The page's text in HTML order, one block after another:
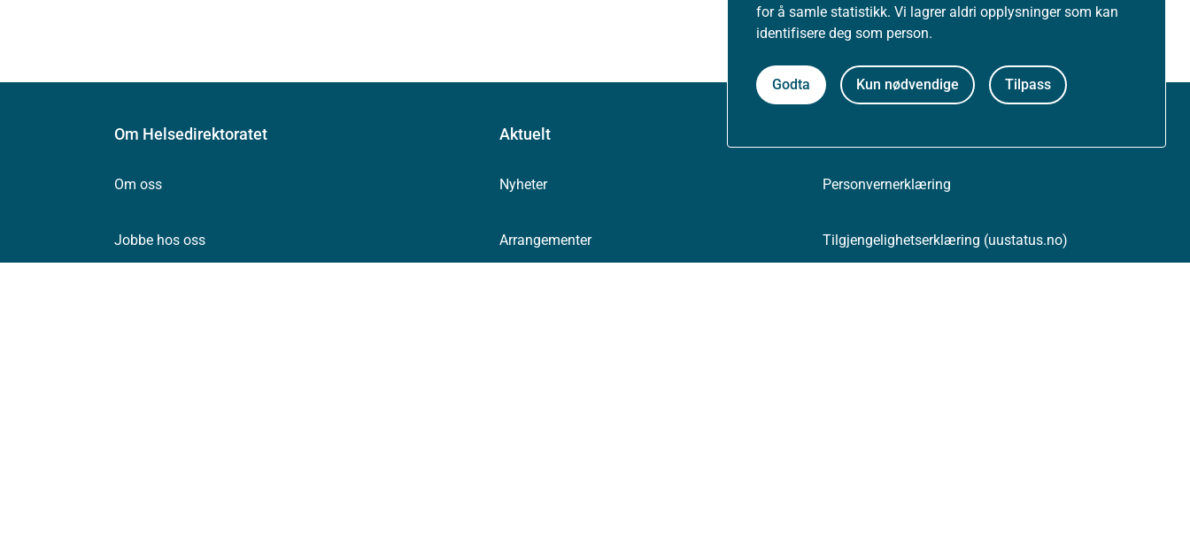
for å samle statistikk. Vi lagrer aldri opplysninger som kan
identifisere deg som person.
Godta Kun nødvendige Tilpass
Om Helsedirektoratet
Om oss
Jobbe hos oss
Aktuelt
Nyheter
Arrangementer
Personvernerklæring
Tilgjengelighetserklæring (uustatus.no)